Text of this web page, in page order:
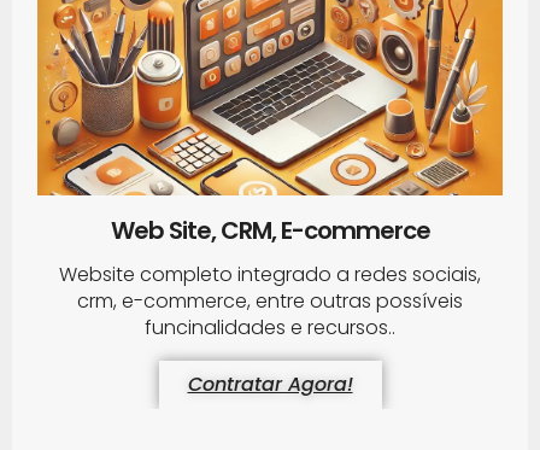
Web Site, CRM, E-commerce
Website completo integrado a redes sociais,
crm, e-commerce, entre outras possíveis
funcinalidades e recursos..
Contratar Agora!